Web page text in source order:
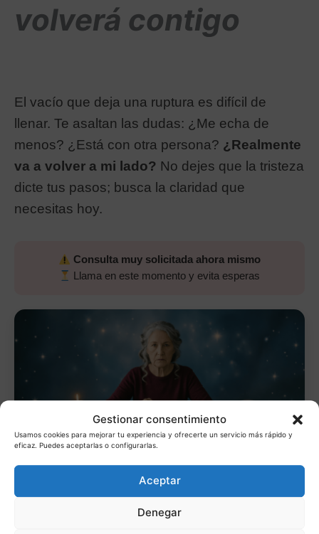
Gestionar consentimiento
Usamos cookies para mejorar tu experiencia y ofrecerte un servicio más rápido y
eficaz. Puedes aceptarlas o configurarlas.
Aceptar
Denegar
volverá contigo
El vacío que deja una ruptura es difícil de
llenar. Te asaltan las dudas: ¿Me echa de
menos? ¿Está con otra persona? ¿Realmente
va a volver a mi lado? No dejes que la tristeza
dicte tus pasos; busca la claridad que
necesitas hoy.
Consulta muy solicitada ahora mismo
Llama en este momento y evita esperas